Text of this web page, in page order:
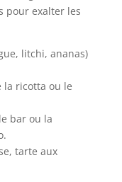
pour exalter les
litchi, ananas)
ricotta ou le
bar ou la
tarte aux